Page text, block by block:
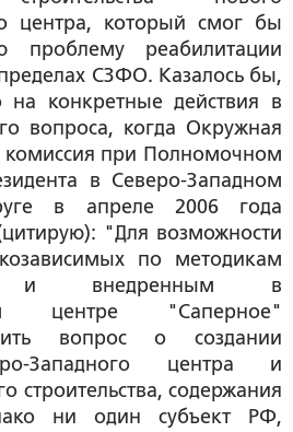
центра, который смог бы
проблему реабилитации
СЗФО. Казалось бы,
на конкретные действия в
вопроса, когда Окружная
комиссия при Полномочном
в Северо-Западном
в апреле 2006 года
"Для возможности
по методикам
и внедренным в
центре "Саперное"
вопрос о создании
Западного центра и
строительства, содержания
ни один субъект РФ,